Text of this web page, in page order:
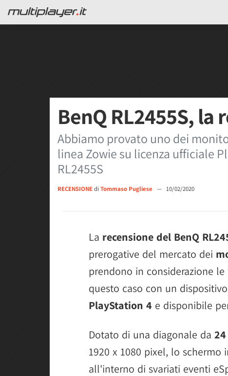
BenQ RL2455S, la
Abbiamo provato uno dei
linea Zowie su licenza ufficiale
RL2455S
RECENSIONEdi Tommaso Pugliese — 10/02/2020
La recensione del BenQ
prerogative del mercato dei
prendono in considerazione
questo caso con un
PlayStation 4 e disponibile
Dotato di una diagonale da
1920 x 1080 pixel, lo
all'interno di svariati eventi